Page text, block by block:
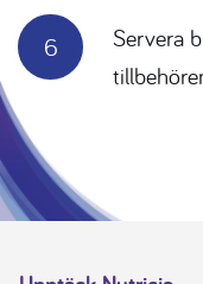
Servera